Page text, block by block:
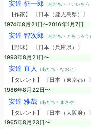
安達 征一郎（あだち・せいいちろ
【作家】 〔日本（鹿児島県）〕
1974年8月21日〜2016年1月7日
安達 智次郎（あだち・ともじろう）
【野球】 〔日本（兵庫県）〕
1993年8月21日〜
安達 直人 （あだち・なおと）
【タレント】 〔日本（東京都）〕
1986年8月22日〜
安達 雅哉（あだち・まさや）
【タレント】 〔日本（大阪府
1965年8月23日〜